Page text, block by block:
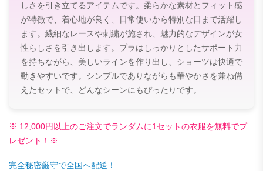
しさを引き立てるアイテムです。柔らかな素材とフィット感
が特徴で、着心地が良く、日常使いから特別な日まで活躍し
ます。繊細なレースや刺繍が施され、魅力的なデザインが女
性らしさを引き出します。ブラはしっかりとしたサポート力
を持ちながら、美しいラインを作り出し、ショーツは快適で
動きやすいです。シンプルでありながらも華やかさを兼ね備
えたセットで、どんなシーンにもぴったりです。
※ 12,000円以上のご注文でランダムに1セットの衣服を無料でプ
レゼント！※
完全秘密厳守で全国へ配送！